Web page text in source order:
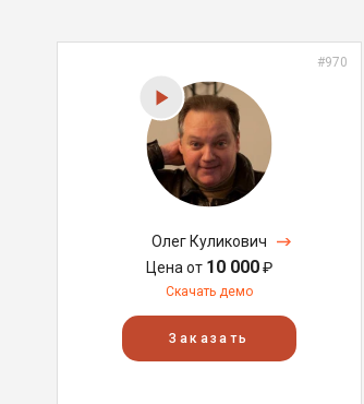
#970
Олег Куликович
Цена от 10 000₽
Скачать демо
Заказать